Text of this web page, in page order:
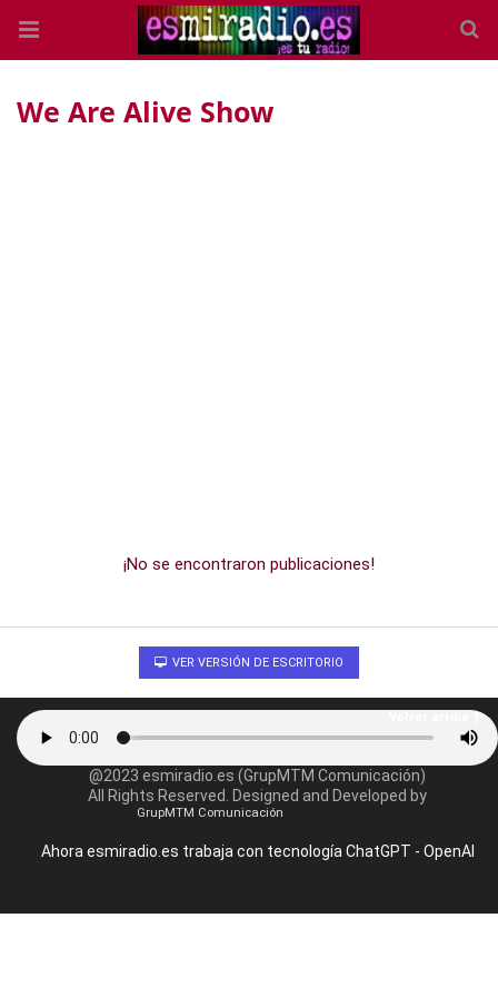
We Are Alive Show
¡No se encontraron publicaciones!
VER VERSIÓN DE ESCRITORIO
@2023 esmiradio.es (GrupMTM Comunicación)
All Rights Reserved. Designed and Developed by
GrupMTM Comunicación
Ahora esmiradio.es trabaja con tecnología ChatGPT - OpenAI